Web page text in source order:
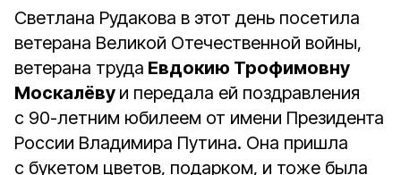
Светлана Рудакова в этот день посетила
ветерана Великой Отечественной войны,
ветерана труда Евдокию Трофимовну
Москалёву и передала ей поздравления
с 90-летним юбилеем от имени Президента
России Владимира Путина. Она пришла
с букетом цветов, подарком, и тоже была